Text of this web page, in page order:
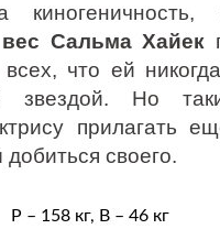
Сальма Хайек
что ей
звездой. Но
прилагать
своего.
Р – 158 кг, В – 46 кг